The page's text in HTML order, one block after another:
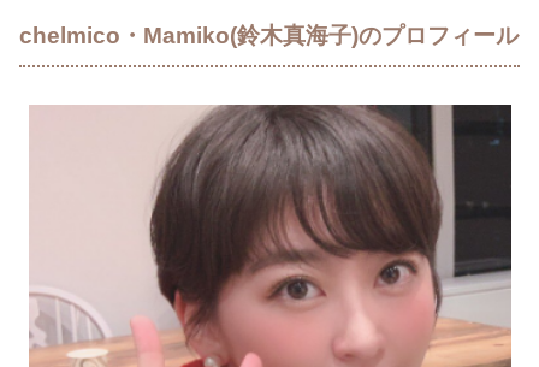
chelmico・Mamiko(鈴木真海子)のプロフィール